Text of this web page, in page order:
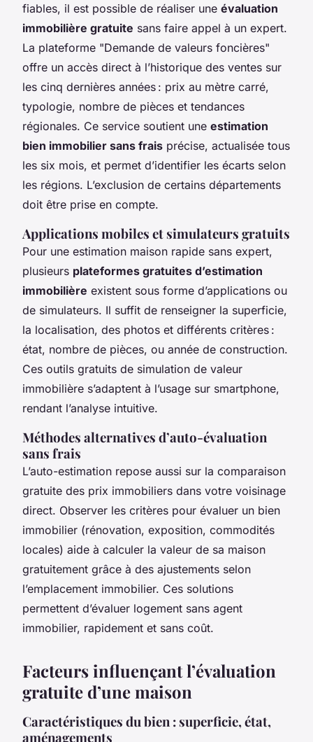
fiables, il est possible de réaliser une évaluation
immobilière gratuite sans faire appel à un expert.
La plateforme "Demande de valeurs foncières"
offre un accès direct à l’historique des ventes sur
les cinq dernières années : prix au mètre carré,
typologie, nombre de pièces et tendances
régionales. Ce service soutient une estimation
bien immobilier sans frais précise, actualisée tous
les six mois, et permet d’identifier les écarts selon
les régions. L’exclusion de certains départements
doit être prise en compte.
Applications mobiles et simulateurs gratuits
Pour une estimation maison rapide sans expert,
plusieurs plateformes gratuites d’estimation
immobilière existent sous forme d’applications ou
de simulateurs. Il suffit de renseigner la superficie,
la localisation, des photos et différents critères :
état, nombre de pièces, ou année de construction.
Ces outils gratuits de simulation de valeur
immobilière s’adaptent à l’usage sur smartphone,
rendant l’analyse intuitive.
Méthodes alternatives d’auto-évaluation
sans frais
L’auto-estimation repose aussi sur la comparaison
gratuite des prix immobiliers dans votre voisinage
direct. Observer les critères pour évaluer un bien
immobilier (rénovation, exposition, commodités
locales) aide à calculer la valeur de sa maison
gratuitement grâce à des ajustements selon
l’emplacement immobilier. Ces solutions
permettent d’évaluer logement sans agent
immobilier, rapidement et sans coût.
Facteurs influençant l’évaluation
gratuite d’une maison
Caractéristiques du bien : superficie, état,
aménagements